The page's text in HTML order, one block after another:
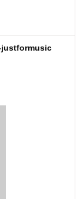
justformusic